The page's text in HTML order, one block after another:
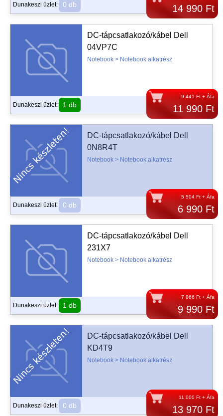
14 990 Ft
Dunakeszi üzlet: 0 db
9 441 Ft + Áfa
11 990 Ft
DC-tápcsatlakozó/kábel Dell
04VP7C
Notebook > Notebook alkatrész
Dunakeszi üzlet: 1 db
5 504 Ft + Áfa
6 990 Ft
DC-tápcsatlakozó/kábel Dell
0N8R4T
Notebook > Notebook alkatrész
Dunakeszi üzlet: 0 db
7 866 Ft + Áfa
9 990 Ft
DC-tápcsatlakozó/kábel Dell
231X7
Notebook > Notebook alkatrész
Dunakeszi üzlet: 1 db
11 000 Ft + Áfa
13 970 Ft
DC-tápcsatlakozó/kábel Dell
KD4T9
Notebook > Notebook alkatrész
Dunakeszi üzlet: 0 db